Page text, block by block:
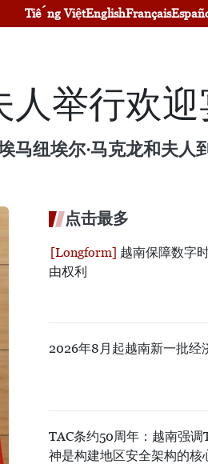
Tiếng ViệtEnglishFrançais
人举行欢迎
纽埃尔·马克龙和夫人
点击最多
越南保障数字
由权利
2026年8月起越南新一批经
TAC条约50周年：越南强调
神是构建地区安全架构的核